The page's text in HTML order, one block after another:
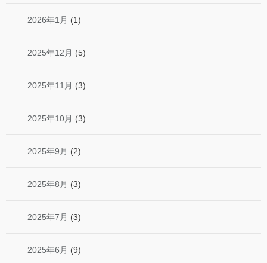
2026年1月 (1)
2025年12月 (5)
2025年11月 (3)
2025年10月 (3)
2025年9月 (2)
2025年8月 (3)
2025年7月 (3)
2025年6月 (9)